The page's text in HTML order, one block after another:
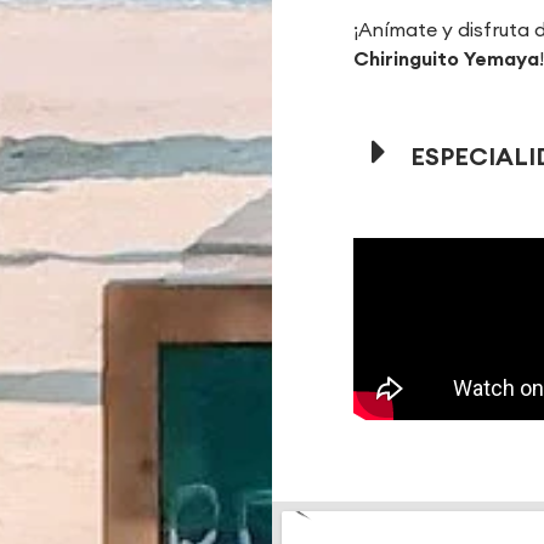
¡Anímate y disfruta
Chiringuito Yemaya!